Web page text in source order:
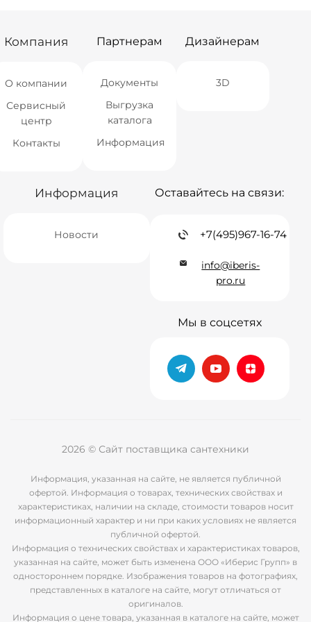
Компания
О компании
Сервисный
центр
Контакты
Партнерам
Документы
Выгрузка
каталога
Информация
Дизайнерам
3D
Информация
Новости
Оставайтесь на связи:
+7(495)967-16-74
info@iberis-
pro.ru
Мы в соцсетях
2026 © Сайт поставщика сантехники
Информация, указанная на сайте, не является публичной
офертой. Информация о товарах, технических свойствах и
характеристиках, наличии на складе, стоимости товаров носит
информационный характер и ни при каких условиях не является
публичной офертой.
Информация о технических свойствах и характеристиках товаров,
указанная на сайте, может быть изменена ООО «Иберис Групп» в
одностороннем порядке. Изображения товаров на фотографиях,
представленных в каталоге на сайте, могут отличаться от
оригиналов.
Информация о цене товара, указанная в каталоге на сайте, может